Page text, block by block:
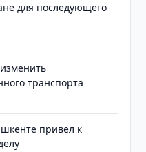
для последующего
транспорта
привел к